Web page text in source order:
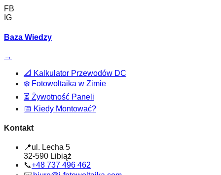
FB
IG
Baza Wiedzy
→
📐 Kalkulator Przewodów DC
❄️ Fotowoltaika w Zimie
⏳ Żywotność Paneli
📅 Kiedy Montować?
Kontakt
📍ul. Lecha 5
32-590 Libiąż
📞+48 737 496 462